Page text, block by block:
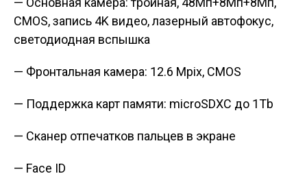
CMOS, запись 4K видео, лазерный автофокус,
светодиодная вспышка
— Фронтальная камера: 12.6 Mpix, CMOS
— Поддержка карт памяти: microSDXC до 1Tb
— Сканер отпечатков пальцев в экране
— Face ID